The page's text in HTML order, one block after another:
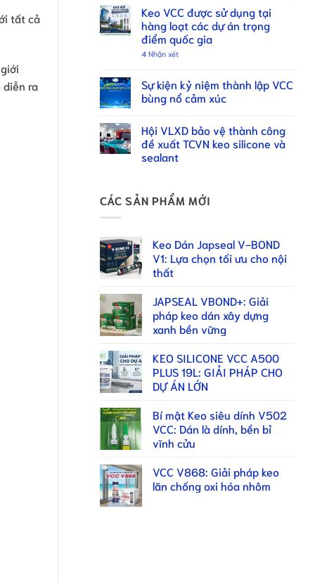
tất cả
diễn ra
Keo VCC được sử dụng tại
hàng loạt các dự án trọng
điểm quốc gia
4 Nhận xét
Sự kiện kỷ niệm thành lập VCC
bùng nổ cảm xúc
Hội VLXD bảo vệ thành công
đề xuất TCVN keo silicone và
sealant
CÁC SẢN PHẨM MỚI
Keo Dán Japseal V-BOND
V1: Lựa chọn tối ưu cho nội
thất
JAPSEAL VBOND+: Giải
pháp keo dán xây dựng
xanh bền vững
KEO SILICONE VCC A500
PLUS 19L: GIẢI PHÁP CHO
DỰ ÁN LỚN
Bí mật Keo siêu dính V502
VCC: Dán là dính, bền bỉ
vĩnh cửu
VCC V868: Giải pháp keo
lăn chống oxi hóa nhôm